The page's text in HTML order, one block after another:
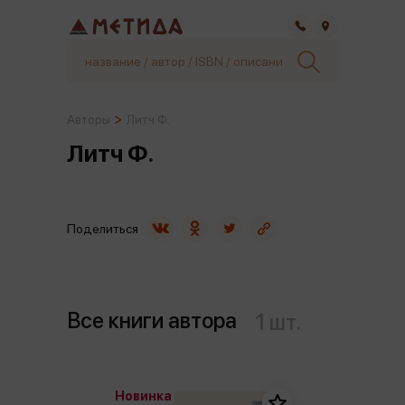
Литч Ф.
Все книги автора
Поделиться
Новинка